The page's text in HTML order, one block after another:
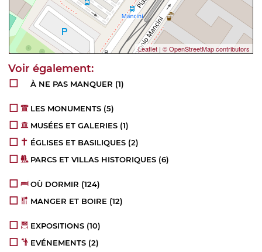
Leaflet | © OpenStreetMap contributors
À NE PAS MANQUER (1)
LES MONUMENTS (5)
MUSÉES ET GALERIES (1)
ÉGLISES ET BASILIQUES (2)
PARCS ET VILLAS HISTORIQUES (6)
OÙ DORMIR (124)
MANGER ET BOIRE (12)
EXPOSITIONS (10)
EVÉNEMENTS (2)